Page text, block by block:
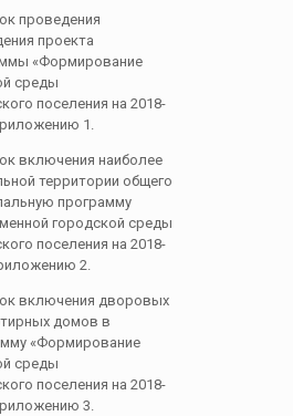
проведения
проекта
«Формирование
среды
поселения на 2018-
1.
включения наиболее
территории общего
программу
городской среды
поселения на 2018-
2.
включения дворовых
домов в
«Формирование
среды
поселения на 2018-
3.